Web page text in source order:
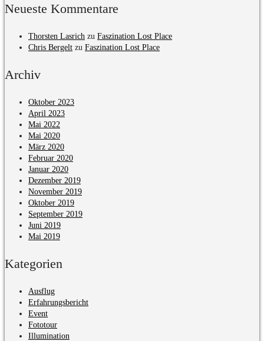
Neueste Kommentare
Thorsten Lasrich zu Faszination Lost Place
Chris Bergelt zu Faszination Lost Place
Archiv
Oktober 2023
April 2023
Mai 2022
Mai 2020
März 2020
Februar 2020
Januar 2020
Dezember 2019
November 2019
Oktober 2019
September 2019
Juni 2019
Mai 2019
Kategorien
Ausflug
Erfahrungsbericht
Event
Fototour
Illumination